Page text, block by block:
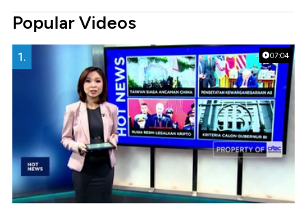
Popular Videos
07:04
1.